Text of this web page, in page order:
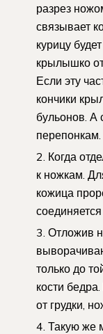
разрез
связывает
курицу
крылышко
Если эту
кончики
бульонов.
перепонкам.
Когда
к ножкам.
кожица
соединяется
Отложив
только до
кости
от грудки,
Такую же